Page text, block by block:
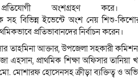
অংশগ্রহণ করে।
সহ বিভিন্ন ইভেন্টে অংশ নেয় শিশু-
প্রতিভাবানদের নির্বাচন করেন।
তাহমিনা আক্তার, উপজেলা সহকারী
প্রাথমিক শিক্ষা অফিসার তানিয়া
মোশারফ হোসেনসহ ক্রীড়া ব্যক্তিত্ব ও